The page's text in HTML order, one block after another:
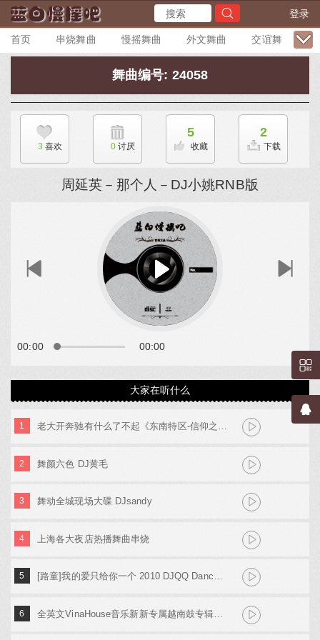
登录
首页 串烧舞曲 慢摇舞曲 外文舞曲 交谊舞曲
舞曲编号: 24058
3 喜欢 0 讨厌
5
收藏
2
下载
周延英－那个人－DJ小姚RNB版
00:00 00:00
大家在听什么
1 老大开奔驰有什么了不起《东南特区-信仰之音》DJ棒棒
2 舞颜六色 DJ黄毛
3 舞动全城现场大碟 DJsandy
4 上海各大夜店热播舞曲串烧
5 [路童]我的爱只给你一个 2010 DJQQ Dance Mix
6